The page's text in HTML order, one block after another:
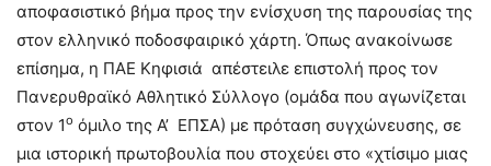
αποφασιστικό βήμα προς την ενίσχυση της παρουσίας της
στον ελληνικό ποδοσφαιρικό χάρτη. Όπως ανακοίνωσε
επίσημα, η ΠΑΕ Κηφισιά απέστειλε επιστολή προς τον
Πανερυθραϊκό Αθλητικό Σύλλογο (ομάδα που αγωνίζεται
στον 1ο όμιλο της Α’ ΕΠΣΑ) με πρόταση συγχώνευσης, σε
μια ιστορική πρωτοβουλία που στοχεύει στo «χτίσιμο μιας